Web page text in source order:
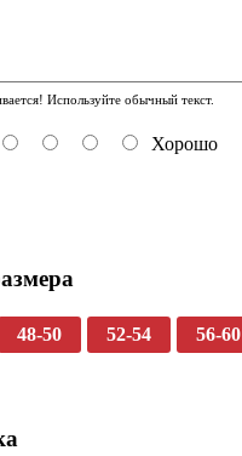
Используйте обычный текст.
Хорошо
48-50 52-54 56-60